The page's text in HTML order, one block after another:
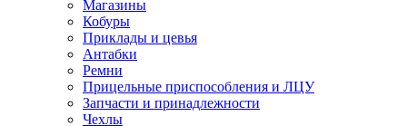
Магазины
Кобуры
Приклады и цевья
Антабки
Ремни
Прицельные приспособления и ЛЦУ
Запчасти и принадлежности
Чехлы